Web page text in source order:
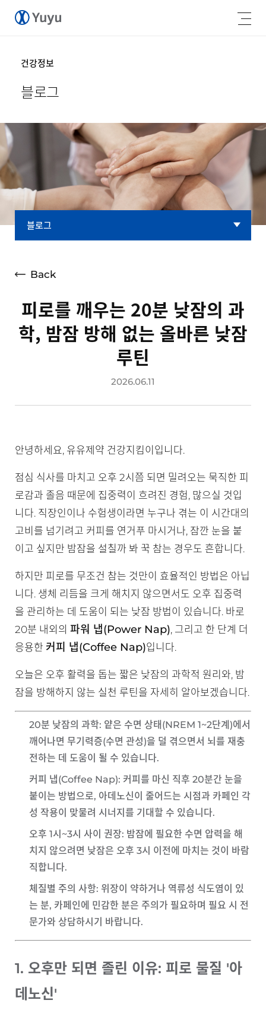
건강정보
블로그
블로그
Back
피로를 깨우는 20분 낮잠의 과
학, 밤잠 방해 없는 올바른 낮잠
루틴
2026.06.11
안녕하세요, 유유제약 건강지킴이입니다.
점심 식사를 마치고 오후 2시쯤 되면 밀려오는 묵직한 피
로감과 졸음 때문에 집중력이 흐려진 경험, 많으실 것입
니다. 직장인이나 수험생이라면 누구나 겪는 이 시간대의
고비를 넘기려고 커피를 연거푸 마시거나, 잠깐 눈을 붙
이고 싶지만 밤잠을 설칠까 봐 꾹 참는 경우도 흔합니다.
하지만 피로를 무조건 참는 것만이 효율적인 방법은 아닙
니다. 생체 리듬을 크게 해치지 않으면서도 오후 집중력
을 관리하는 데 도움이 되는 낮잠 방법이 있습니다. 바로
20분 내외의 파워 냅(Power Nap), 그리고 한 단계 더
응용한 커피 냅(Coffee Nap)입니다.
오늘은 오후 활력을 돕는 짧은 낮잠의 과학적 원리와, 밤
잠을 방해하지 않는 실천 루틴을 자세히 알아보겠습니다.
20분 낮잠의 과학: 얕은 수면 상태(NREM 1~2단계)에서
깨어나면 무기력증(수면 관성)을 덜 겪으면서 뇌를 재충
전하는 데 도움이 될 수 있습니다.
커피 냅(Coffee Nap): 커피를 마신 직후 20분간 눈을
붙이는 방법으로, 아데노신이 줄어드는 시점과 카페인 각
성 작용이 맞물려 시너지를 기대할 수 있습니다.
오후 1시~3시 사이 권장: 밤잠에 필요한 수면 압력을 해
치지 않으려면 낮잠은 오후 3시 이전에 마치는 것이 바람
직합니다.
체질별 주의 사항: 위장이 약하거나 역류성 식도염이 있
는 분, 카페인에 민감한 분은 주의가 필요하며 필요 시 전
문가와 상담하시기 바랍니다.
1. 오후만 되면 졸린 이유: 피로 물질 '아
데노신'